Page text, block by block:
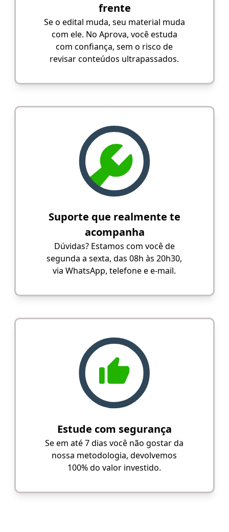
frente
Se o edital muda, seu material muda
com ele. No Aprova, você estuda
com confiança, sem o risco de
revisar conteúdos ultrapassados.
Suporte que realmente te
acompanha
Dúvidas? Estamos com você de
segunda a sexta, das 08h às 20h30,
via WhatsApp, telefone e e-mail.
Estude com segurança
Se em até 7 dias você não gostar da
nossa metodologia, devolvemos
100% do valor investido.